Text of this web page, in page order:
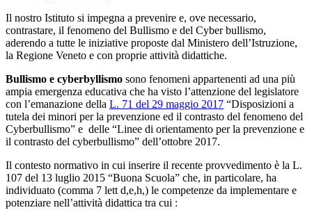
Il nostro Istituto si impegna a prevenire e, ove necessario,
contrastare, il fenomeno del Bullismo e del Cyber bullismo,
aderendo a tutte le iniziative proposte dal Ministero dell’Istruzione,
la Regione Veneto e con proprie attività didattiche.
Bullismo e cyberbyllismo sono fenomeni appartenenti ad una più
ampia emergenza educativa che ha visto l’attenzione del legislatore
con l’emanazione della L. 71 del 29 maggio 2017 “Disposizioni a
tutela dei minori per la prevenzione ed il contrasto del fenomeno del
Cyberbullismo” e delle “Linee di orientamento per la prevenzione e
il contrasto del cyberbullismo” dell’ottobre 2017.
Il contesto normativo in cui inserire il recente provvedimento è la L.
107 del 13 luglio 2015 “Buona Scuola” che, in particolare, ha
individuato (comma 7 lett d,e,h,) le competenze da implementare e
potenziare nell’attività didattica tra cui :